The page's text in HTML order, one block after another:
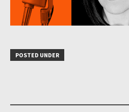
POSTED UNDER